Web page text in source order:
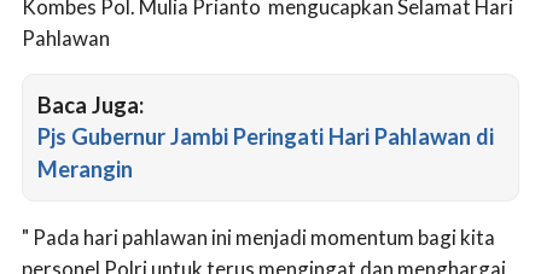
Kombes Pol. Mulia Prianto mengucapkan Selamat Hari
Pahlawan
Baca Juga:
Pjs Gubernur Jambi Peringati Hari Pahlawan di
Merangin
" Pada hari pahlawan ini menjadi momentum bagi kita